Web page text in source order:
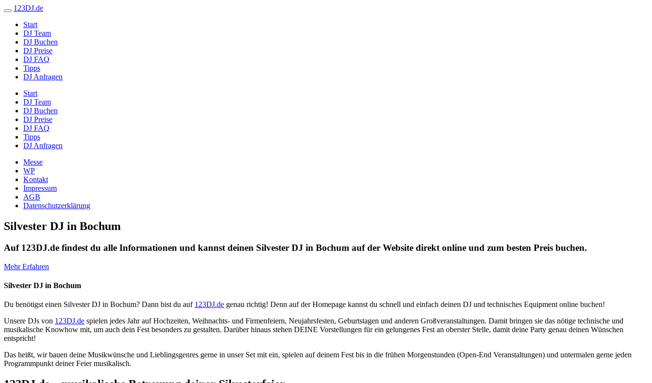
123DJ.de
Start
DJ Team
DJ Buchen
DJ Preise
DJ FAQ
Tipps
DJ Anfragen
Start
DJ Team
DJ Buchen
DJ Preise
DJ FAQ
Tipps
DJ Anfragen
Messe
WP
Kontakt
Impressum
AGB
Datenschutzerklärung
Silvester DJ in Bochum
Auf 123DJ.de findest du alle Informationen und kannst deinen Silvester DJ in Bochum auf der Website direkt online und zum besten Preis buchen.
Mehr Erfahren
Silvester DJ in Bochum
Du benötigst einen Silvester DJ in Bochum? Dann bist du auf 123DJ.de genau richtig! Denn auf der Homepage kannst du schnell und einfach deinen DJ und technisches Equipment online buchen!
Unsere DJs von 123DJ.de spielen jedes Jahr auf Hochzeiten, Weihnachts- und Firmenfeiern, Neujahrsfesten, Geburtstagen und anderen Großveranstaltungen. Damit bringen sie das nötige technische und
musikalische Knowhow mit, um auch dein Fest besonders zu gestalten. Darüber hinaus stehen DEINE Vorstellungen für ein gelungenes Fest an oberster Stelle, damit deine Party genau deinen Wünschen
entspricht!
Das heißt, wir bauen deine Musikwünsche und Lieblingsgenres gerne in unser Set mit ein, spielen auf deinem Fest bis in die frühen Morgenstunden (Open-End Veranstaltungen) und untermalen gerne jeden
Programmpunkt deiner Feier musikalisch.